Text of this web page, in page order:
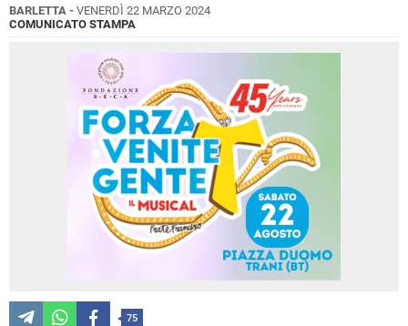
BARLETTA - VENERDÌ 22 MARZO 2024
COMUNICATO STAMPA
75